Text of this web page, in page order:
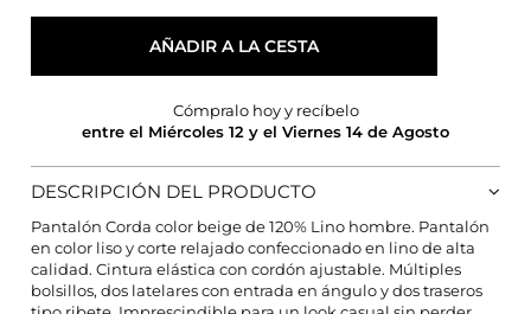
AÑADIR A LA CESTA
Cómpralo hoy y recíbelo
entre el Miércoles 12 y el Viernes 14 de Agosto
DESCRIPCIÓN DEL PRODUCTO
Pantalón Corda color beige de 120% Lino hombre. Pantalón
en color liso y corte relajado confeccionado en lino de alta
calidad. Cintura elástica con cordón ajustable. Múltiples
bolsillos, dos latelares con entrada en ángulo y dos traseros
CONFIGURACIÓN DE COOKIES